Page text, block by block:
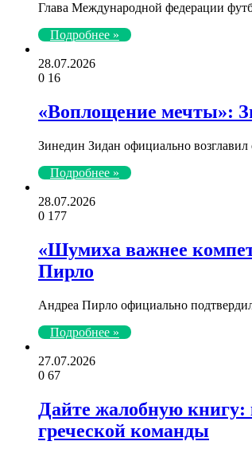
Глава Международной федерации
Подробнее »
28.07.2026
0 16
«Воплощение мечты»:
Зинедин Зидан официально
Подробнее »
28.07.2026
0 177
«Шумиха важнее
Пирло
Андреа Пирло официально
Подробнее »
27.07.2026
0 67
Дайте жалобную
греческой команды